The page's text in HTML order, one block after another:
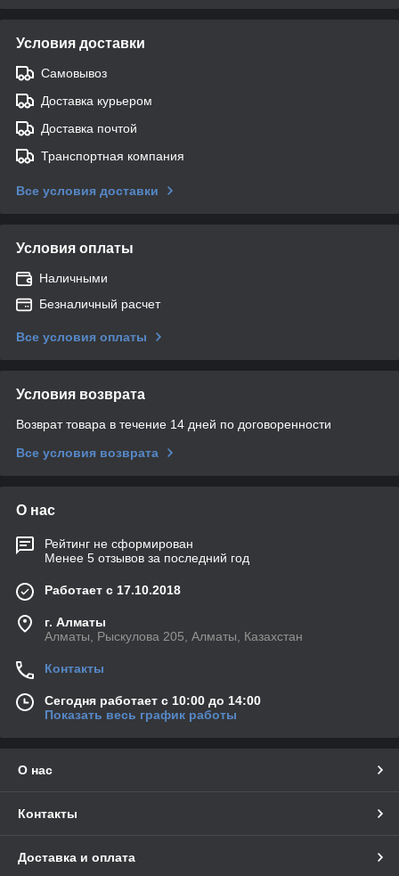
Условия доставки
Самовывоз
Доставка курьером
Доставка почтой
Транспортная компания
Все условия доставки
Условия оплаты
Наличными
Безналичный расчет
Все условия оплаты
Условия возврата
Возврат товара в течение 14 дней по договоренности
Все условия возврата
О нас
Рейтинг не сформирован
Менее 5 отзывов за последний год
Работает с 17.10.2018
г. Алматы
Алматы, Рыскулова 205, Алматы, Казахстан
Контакты
Сегодня работает с 10:00 до 14:00
Показать весь график работы
О нас
Контакты
Доставка и оплата